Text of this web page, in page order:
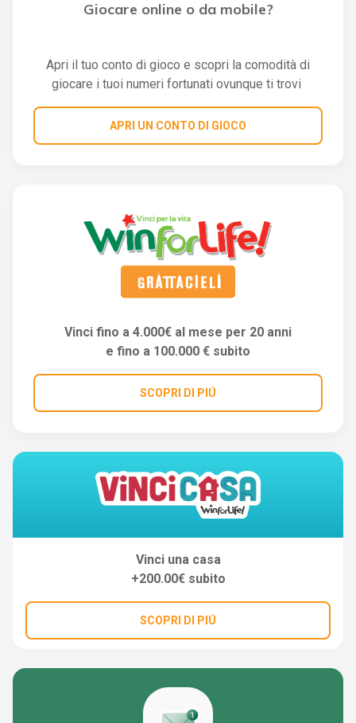
Giocare online o da mobile?
Apri il tuo conto di gioco e scopri la comodità di
giocare i tuoi numeri fortunati ovunque ti trovi
APRI UN CONTO DI GIOCO
Vinci fino a 4.000€ al mese per 20 anni
e fino a 100.000 € subito
SCOPRI DI PIÚ
Vinci una casa
+200.00€ subito
SCOPRI DI PIÚ